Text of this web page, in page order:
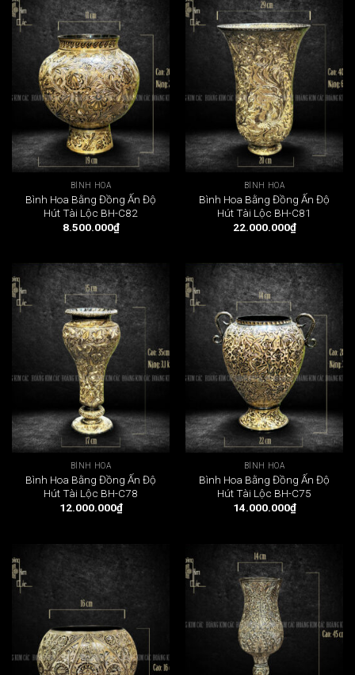
BÌNH HOA
Bình Hoa Bằng Đồng Ấn Độ
Hút Tài Lộc BH-C82
8.500.000₫
BÌNH HOA
Bình Hoa Bằng Đồng Ấn Độ
Hút Tài Lộc BH-C81
22.000.000₫
BÌNH HOA
Bình Hoa Bằng Đồng Ấn Độ
Hút Tài Lộc BH-C78
12.000.000₫
BÌNH HOA
Bình Hoa Bằng Đồng Ấn Độ
Hút Tài Lộc BH-C75
14.000.000₫